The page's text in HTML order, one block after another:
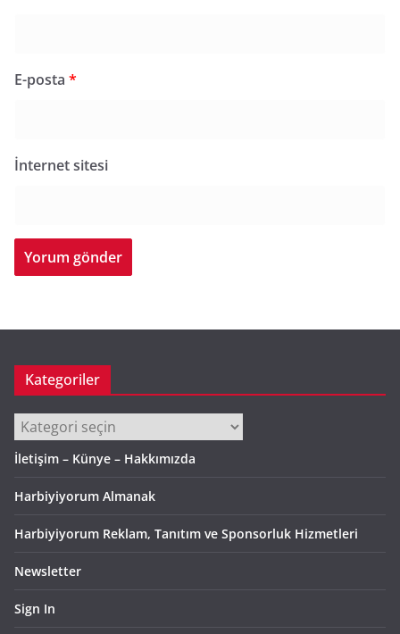
E-posta *
İnternet sitesi
Kategoriler
Kategoriler
İletişim – Künye – Hakkımızda
Harbiyiyorum Almanak
Harbiyiyorum Reklam, Tanıtım ve Sponsorluk Hizmetleri
Newsletter
Sign In